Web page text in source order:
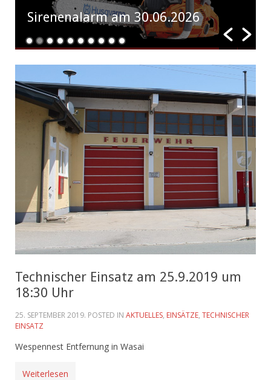
Sirenenalarm am 30.06.2026
Technischer Einsatz am 25.9.2019 um
18:30 Uhr
25. SEPTEMBER 2019. POSTED IN AKTUELLES, EINSÄTZE, TECHNISCHER
EINSATZ
Wespennest Entfernung in Wasai
Weiterlesen